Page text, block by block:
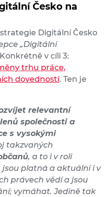
Česko na
Digitální Česko
„Digitální
v cíli 3:
trhu práce,
dovedností. Ten je
relevantní
společnosti a
s vysokými
takzvaných
, a to i v roli
platná a aktuální i v
právech vědí a jsou
vymáhat. Jedině tak